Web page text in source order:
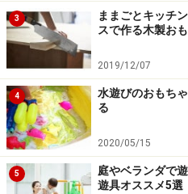
3
ままごとキッチ
スで作る木製お
2019/12/07
4
水遊びのおもち
る
2020/05/15
5
庭やベランダで
遊具オススメ5選